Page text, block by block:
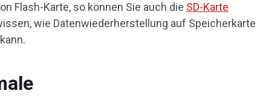
Flash-Karte, so können Sie auch die SD-Karte
wie Datenwiederherstellung auf Speicherkarte